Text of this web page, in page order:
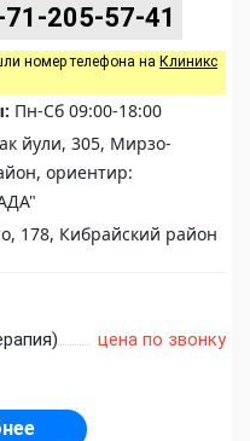
205-57-41
номер телефона на Клиникс
Пн-Сб 09:00-18:00
йули, 305, Мирзо-
ориентир:
178, Кибрайский район
цена по звонку